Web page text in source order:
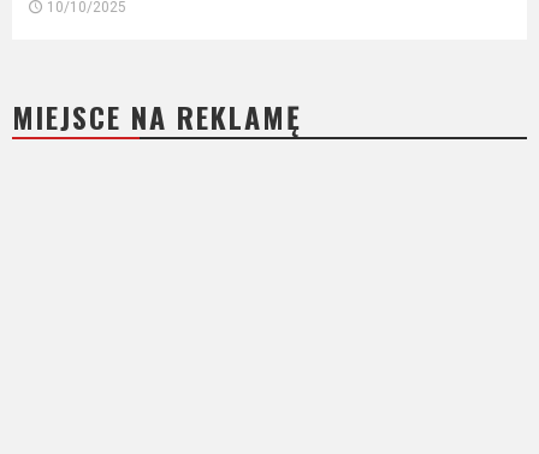
10/10/2025
MIEJSCE NA REKLAMĘ